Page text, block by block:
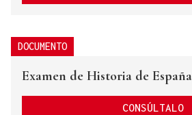
DOCUMENTO
Examen de Historia de España
CONSÚLTALO